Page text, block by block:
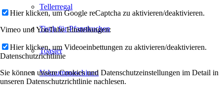
Tellerregal
Tisch für Pfannkuchen
Toaster
Vakuummaschinen
Hier klicken, um Google reCaptcha zu aktivieren/deaktivieren.
Vimeo und YouTube Einstellungen:
Hier klicken, um Videoeinbettungen zu aktivieren/deaktivieren.
Datenschutzrichtlinie
Sie können unsere Cookies und Datenschutzeinstellungen im Detail in
unseren Datenschutzrichtlinie nachlesen.